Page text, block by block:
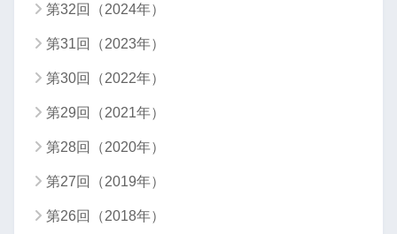
第32回（2024年）
第31回（2023年）
第30回（2022年）
第29回（2021年）
第28回（2020年）
第27回（2019年）
第26回（2018年）